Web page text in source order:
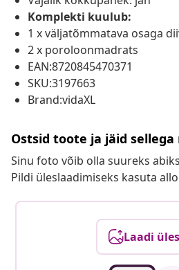
Komplekti kuulub:
1 x väljatõmmatava osaga
2 x poroloonmadrats
EAN:8720845470371
SKU:3197663
Brand:vidaXL
Ostsid toote ja jäid sellega
Sinu foto võib olla suureks
Pildi üleslaadimiseks kasuta
Laadi